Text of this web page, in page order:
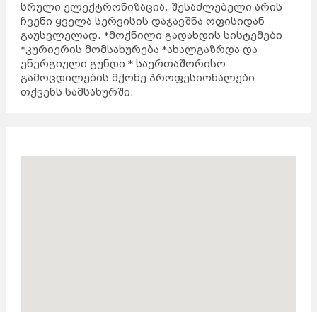
სრული ელექტრონიზაცია. შესაძლებელი არის
ჩვენი ყველა სერვისის დაჯავშნა ოფისიდან
გაუსვლელად. *მოქნილი გადახდის სისტემები
*კურიერის მომსახურება *ახალგაზრდა და
ენერგიული გუნდი * საერთაშორისო
გამოცდილების მქონე პროფესიონალები
თქვენს სამსახურში.